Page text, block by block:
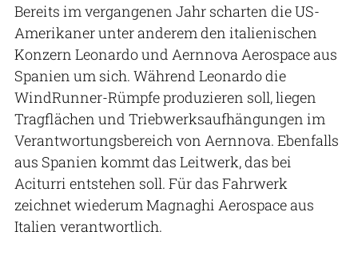
Bereits im vergangenen Jahr scharten die US-
Amerikaner unter anderem den italienischen
Konzern Leonardo und Aernnova Aerospace aus
Spanien um sich. Während Leonardo die
WindRunner-Rümpfe produzieren soll, liegen
Tragflächen und Triebwerksaufhängungen im
Verantwortungsbereich von Aernnova. Ebenfalls
aus Spanien kommt das Leitwerk, das bei
Aciturri entstehen soll. Für das Fahrwerk
zeichnet wiederum Magnaghi Aerospace aus
Italien verantwortlich.